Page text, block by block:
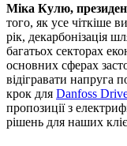
Міка Кулю,
того, як усе чіткіше
рік, декарбонізація
багатьох секторах
основних сферах
відігравати напруга
крок для Danfoss
пропозиції з
рішень для наших